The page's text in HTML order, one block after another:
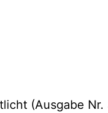
(Ausgabe